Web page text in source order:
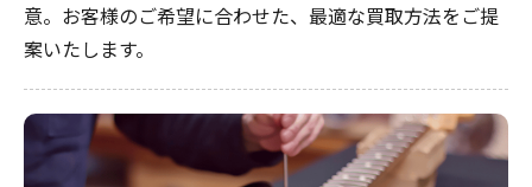
意。お客様のご希望に合わせた、最適な買取方法をご提
案いたします。